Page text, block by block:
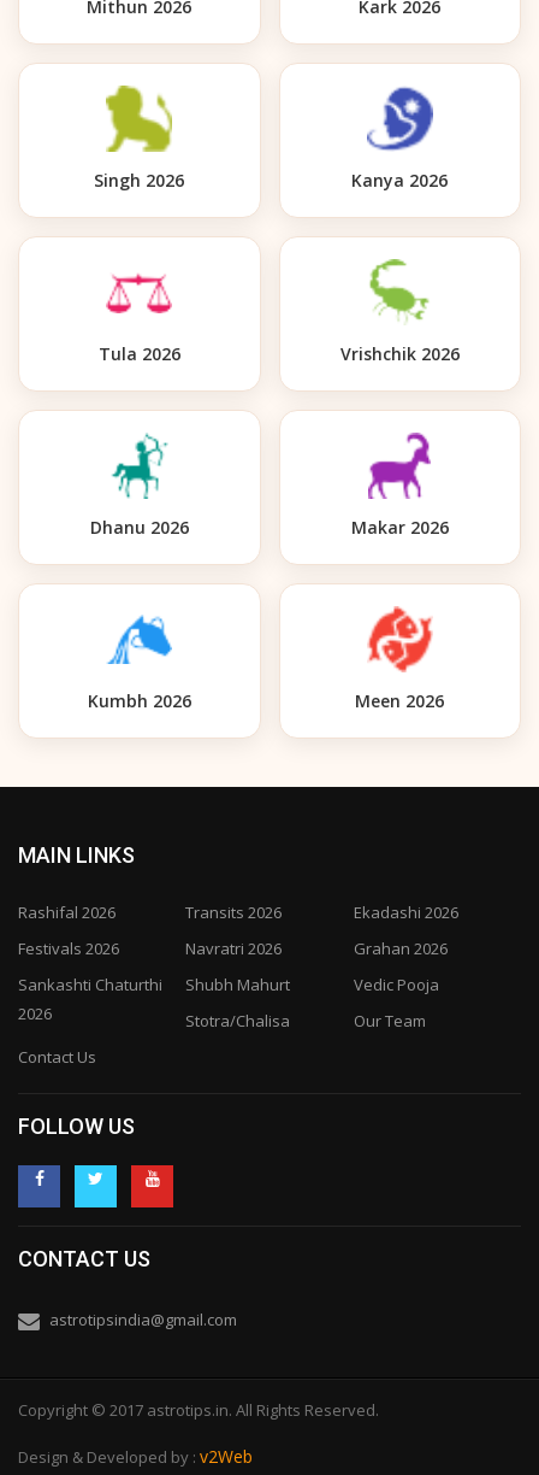
Mithun 2026 Kark 2026
Singh 2026 Kanya 2026
Tula 2026 Vrishchik 2026
Dhanu 2026 Makar 2026
Kumbh 2026 Meen 2026
MAIN LINKS
Rashifal 2026 Transits 2026
Ekadashi 2026
Festivals 2026
Navratri 2026
Grahan 2026
Sankashti Chaturthi
2026
Shubh Mahurt
Vedic Pooja
Stotra/Chalisa
Our Team
Contact Us
FOLLOW US
CONTACT US
astrotipsindia@gmail.com
Copyright © 2017 astrotips.in. All Rights Reserved.
Design & Developed by : v2Web